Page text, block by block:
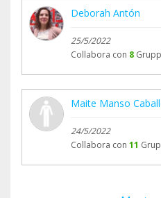
(https://
(aunque todavía no
4 bebés han salido
casa de acogida que los
peques...)
Deborah Antón
25/5/2022
Collabora con 8
Maite Manso
24/5/2022
Collabora con 11